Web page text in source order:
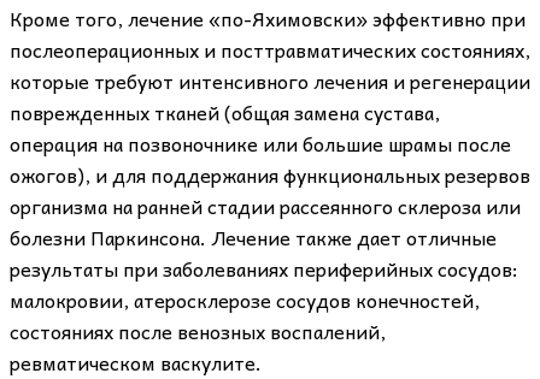
Кроме того, лечение «по-Яхимовски» эффективно при
послеоперационных и посттравматических состояниях,
которые требуют интенсивного лечения и регенерации
поврежденных тканей (общая замена сустава,
операция на позвоночнике или большие шрамы после
ожогов), и для поддержания функциональных резервов
организма на ранней стадии рассеянного склероза или
болезни Паркинсона. Лечение также дает отличные
результаты при заболеваниях периферийных сосудов:
малокровии, атеросклерозе сосудов конечностей,
состояниях после венозных воспалений,
ревматическом васкулите.